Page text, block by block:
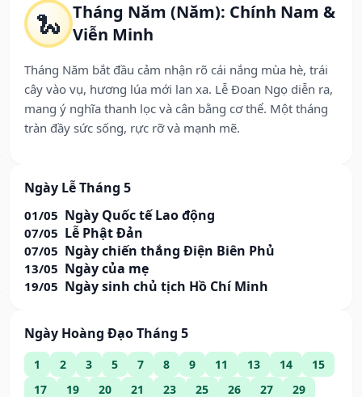
🐍 Tháng Năm (Năm): Chính Nam &
Viễn Minh
Tháng Năm bắt đầu cảm nhận rõ cái nắng mùa hè, trái
cây vào vụ, hương lúa mới lan xa. Lễ Đoan Ngọ diễn ra,
mang ý nghĩa thanh lọc và cân bằng cơ thể. Một tháng
tràn đầy sức sống, rực rỡ và mạnh mẽ.
Ngày Lễ Tháng 5
01/05 Ngày Quốc tế Lao động
07/05 Lễ Phật Đản
07/05 Ngày chiến thắng Điện Biên Phủ
13/05 Ngày của mẹ
19/05 Ngày sinh chủ tịch Hồ Chí Minh
Ngày Hoàng Đạo Tháng 5
1 2 3 5 7 8 9 11 13 14
15
17
19 20 21 23 25 26 27
29